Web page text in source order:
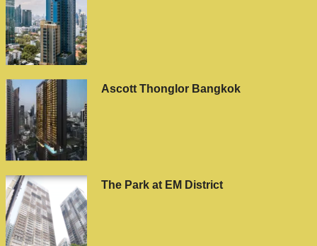
Ascott Thonglor Bangkok
The Park at EM District